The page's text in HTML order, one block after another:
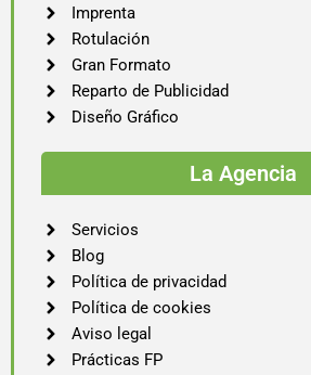
Imprenta
Rotulación
Gran Formato
Reparto de Publicidad
Diseño Gráfico
La Agencia
Servicios
Blog
Política de privacidad
Política de cookies
Aviso legal
Prácticas FP